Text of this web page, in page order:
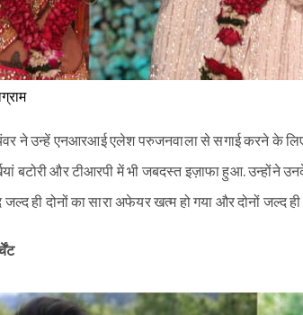
ने उन्हें एनआरआई एलेश परुजनवाला से सगाई करने के
बटोरी और टीआरपी में भी जबदस्त इज़ाफा हुआ. उन्होंने
ही दोनों का सारा अफेयर खत्म हो गया और दोनों जल्द